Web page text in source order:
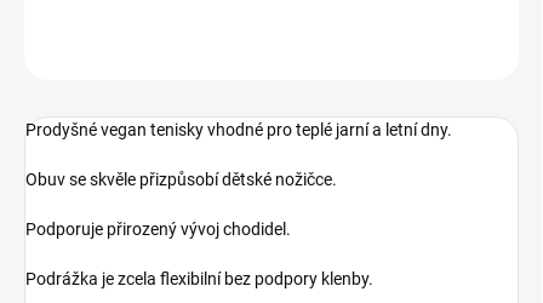
Prodyšné vegan tenisky vhodné pro teplé jarní a letní dny.
Obuv se skvěle přizpůsobí dětské nožičce.
Podporuje přirozený vývoj chodidel.
Podrážka je zcela flexibilní bez podpory klenby.